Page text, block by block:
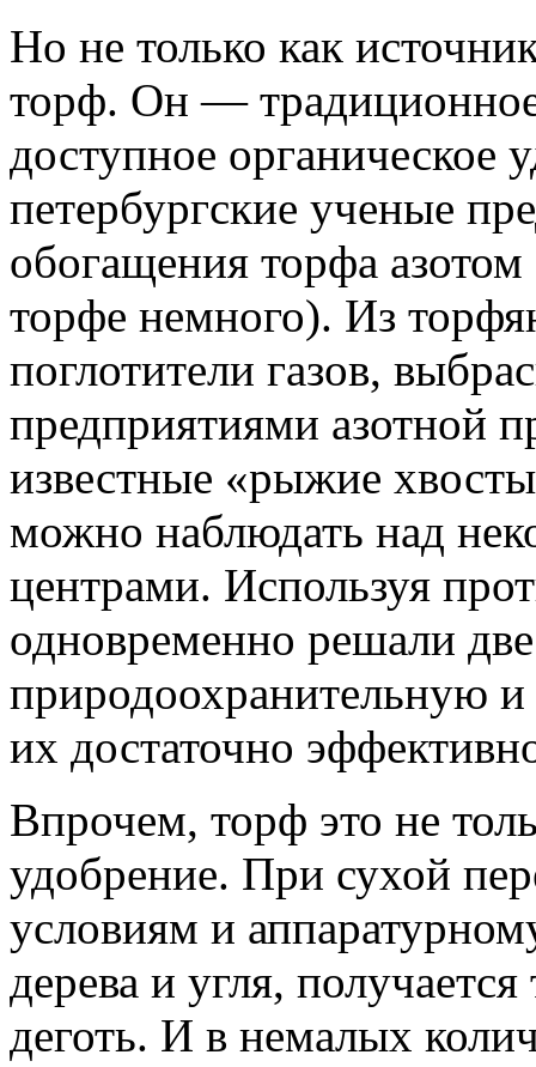
Но не только как
торф. Он —
доступное органическое
петербургские ученые
обогащения торфа азотом
торфе немного). Из
поглотители газов,
предприятиями азотной
известные «рыжие
можно наблюдать над
центрами. Используя
одновременно решали
природоохранительную
их достаточно
Впрочем, торф это не
удобрение. При сухой
условиям и
дерева и угля,
деготь. И в немалых